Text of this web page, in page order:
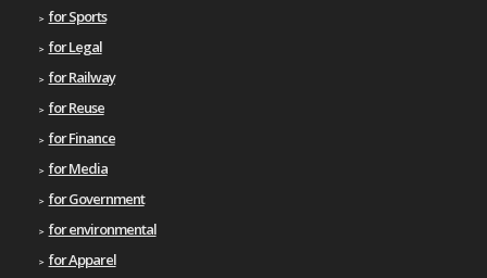
for Sports
for Legal
for Railway
for Reuse
for Finance
for Media
for Government
for environmental
for Apparel